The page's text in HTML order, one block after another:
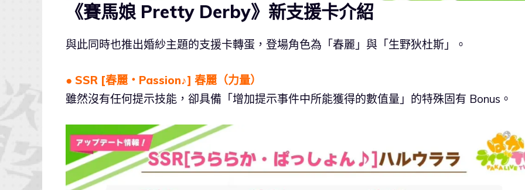
《賽馬娘 Pretty Derby》新支援卡介紹
與此同時也推出婚紗主題的支援卡轉蛋，登場角色為「春麗」與「生野狄杜斯」。
● SSR [春麗・Passion♪] 春麗（力量）
雖然沒有任何提示技能，卻具備「增加提示事件中所能獲得的數值量」的特殊固有 Bonus。